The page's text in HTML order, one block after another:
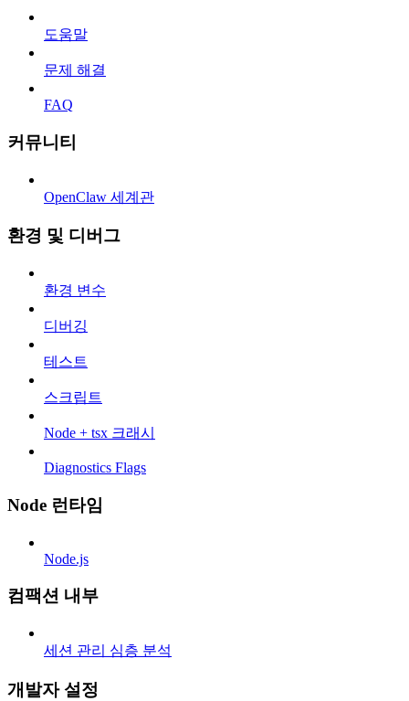
도움말
문제 해결
FAQ
커뮤니티
OpenClaw 세계관
환경 및 디버그
환경 변수
디버깅
테스트
스크립트
Node + tsx 크래시
Diagnostics Flags
Node 런타임
Node.js
컴팩션 내부
세션 관리 심층 분석
개발자 설정